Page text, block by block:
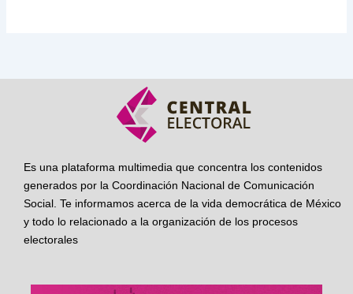
Es una plataforma multimedia que concentra los contenidos
generados por la Coordinación Nacional de Comunicación
Social. Te informamos acerca de la vida democrática de México
y todo lo relacionado a la organización de los procesos
electorales